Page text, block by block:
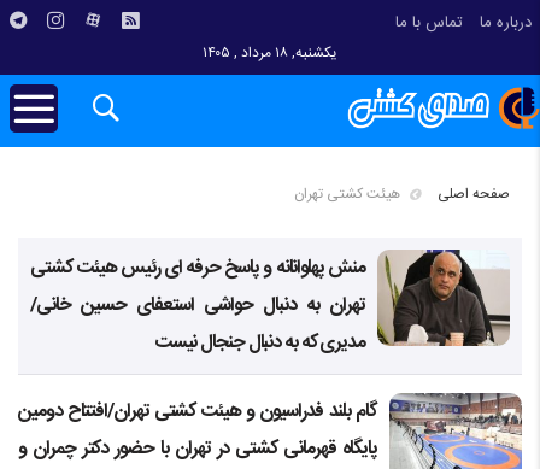
درباره ما تماس با ما
یکشنبه, ۱۸ مرداد , ۱۴۰۵
صفحه اصلی هیئت کشتی تهران
منش پهلوانانه و پاسخ حرفه ای رئیس هیئت کشتی
تهران به دنبال حواشی استعفای حسین خانی/
مدیری که به دنبال جنجال نیست
گام بلند فدراسیون و هیئت کشتی تهران/افتتاح دومین
پایگاه قهرمانی کشتی در تهران با حضور دکتر چمران و